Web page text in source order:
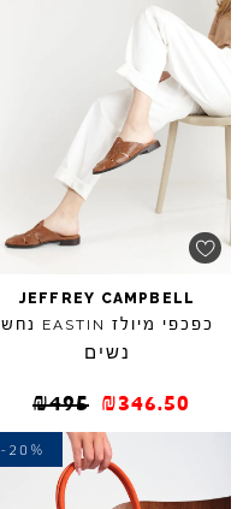
JEFFREY CAMPBELL
כפכפי מיולז EASTIN נחש
נשים
₪495 ₪346.50
-20%